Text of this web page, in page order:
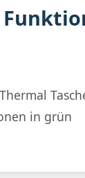
in grün